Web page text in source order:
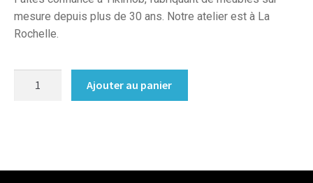
mesure depuis plus de 30 ans. Notre atelier est à La
Rochelle.
Ajouter au panier